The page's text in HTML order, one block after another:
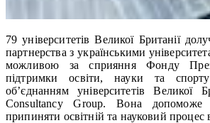
79 університетів Великої Британії
партнерства з українськими
можливою за сприяння Фонду
підтримки освіти, науки та
об’єднанням університетів Великої
Consultancy Group. Вона
припиняти освітній та науковий процес